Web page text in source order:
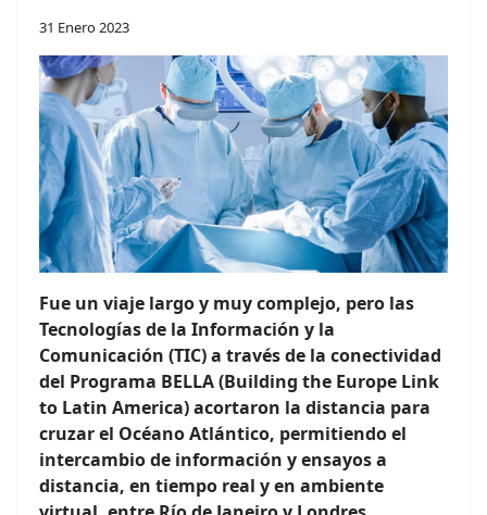
31 Enero 2023
Fue un viaje largo y muy complejo, pero las
Tecnologías de la Información y la
Comunicación (TIC) a través de la conectividad
del Programa BELLA (Building the Europe Link
to Latin America) acortaron la distancia para
cruzar el Océano Atlántico, permitiendo el
intercambio de información y ensayos a
distancia, en tiempo real y en ambiente